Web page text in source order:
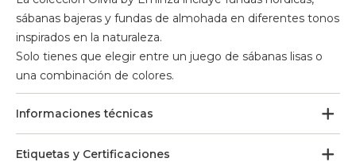
sábanas bajeras y fundas de almohada en diferentes tonos
inspirados en la naturaleza.
Solo tienes que elegir entre un juego de sábanas lisas o
una combinación de colores.
Informaciones técnicas
Etiquetas y Certificaciones